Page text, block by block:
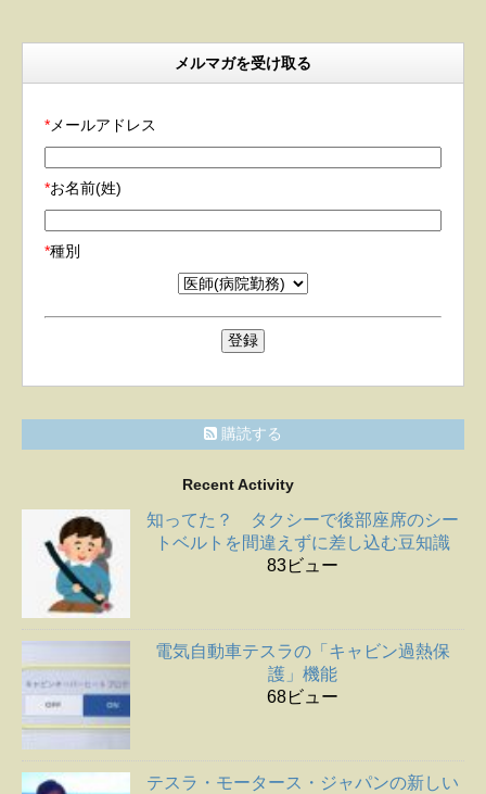
メルマガを受け取る
* メールアドレス
*お名前(姓)
*種別
購読する
Recent Activity
知ってた？ タクシーで後部座席のシー
トベルトを間違えずに差し込む豆知識
83ビュー
電気自動車テスラの「キャビン過熱保
護」機能
68ビュー
テスラ・モータース・ジャパンの新しい